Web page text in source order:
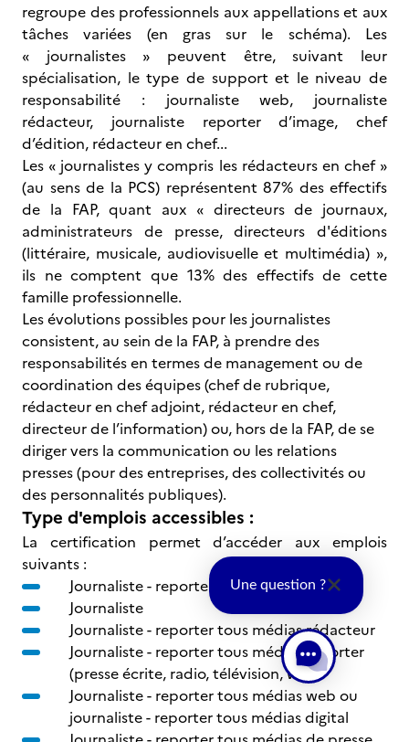
regroupe des professionnels aux appellations et aux
tâches variées (en gras sur le schéma). Les
« journalistes » peuvent être, suivant leur
spécialisation, le type de support et le niveau de
responsabilité : journaliste web, journaliste
rédacteur, journaliste reporter d’image, chef
d’édition, rédacteur en chef...
Les « journalistes y compris les rédacteurs en chef »
(au sens de la PCS) représentent 87% des effectifs
de la FAP, quant aux « directeurs de journaux,
administrateurs de presse, directeurs d'éditions
(littéraire, musicale, audiovisuelle et multimédia) »,
ils ne comptent que 13% des effectifs de cette
famille professionnelle.
Les évolutions possibles pour les journalistes
consistent, au sein de la FAP, à prendre des
responsabilités en termes de management ou de
coordination des équipes (chef de rubrique,
rédacteur en chef adjoint, rédacteur en chef,
directeur de l’information) ou, hors de la FAP, de se
diriger vers la communication ou les relations
presses (pour des entreprises, des collectivités ou
des personnalités publiques).
Type d'emplois accessibles :
La certification permet d’accéder aux emplois
suivants :
Journaliste - reporter tous médias
Journaliste
Journaliste - reporter tous médias rédacteur
Journaliste - reporter tous médias reporter
(presse écrite, radio, télévision, web)
Journaliste - reporter tous médias web ou
journaliste - reporter tous médias digital
Une question ?